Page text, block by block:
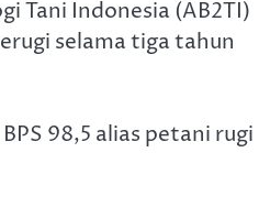
Tani Indonesia (AB2TI)
selama tiga tahun
98,5 alias petani rugi